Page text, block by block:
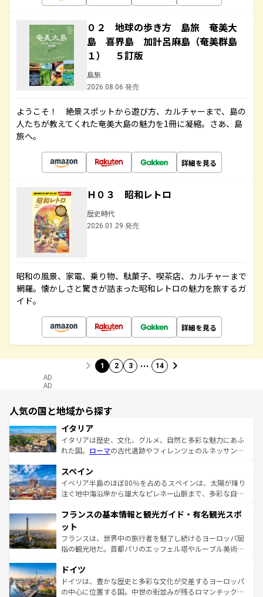
０２ 地球の歩き方 島旅 奄美大
島 喜界島 加計呂麻島（奄美群島
１） ５訂版
島旅
2026.08.06 発売
ようこそ！ 絶景スポットから遊び方、カルチャーまで、島の
人たちが教えてくれた奄美大島の魅力を1冊に凝縮。さあ、島
旅へ。
詳細を見る
Ｈ０３ 昭和レトロ
歴史時代
2026.01.29 発売
昭和の風景、家電、乗り物、駄菓子、喫茶店、カルチャーまで
網羅。懐かしさと驚きが詰まった昭和レトロの魅力を旅するガ
イド。
詳細を見る
1 2 3 … 14
AD
AD
人気の国と地域から探す
イタリア
イタリアは歴史、文化、グルメ、自然と多彩な魅力にあふ
れた国。 ローマの古代遺跡やフィレンツェのルネッサンス
ろん、トスカーナの美しい田園風景やアマルフィ海岸の絶
景など、自然景観も見逃せない。観光の合間には、本場の
ピザやパスタなど、絶品のイタリア料理を堪能することも
ませてくれるイタリアで、忘れられない旅をしてみよう！
なお、新着のイタリア情報は
しい。
スペイン
イベリア半島のほぼ80％を占めるスペインは、太陽が降り
注ぐ地中海沿岸から雄大なピレネー山脈まで、多彩な自然
文化が根付くこの国では、情熱的なフラメンコ、熱気あふ
れる闘牛、そして美味しいタパスが生活の一部となってい
る。首都マドリードの洗練された雰囲気や、バルセロナの
アートに溢れた街角から、地方では古代ローマ遺跡や中世
せる。地方によって風土や気候が異なるスペインはその個
性で訪れる人を魅了する。 なお、新着のスペイン情報は コ
ンテンツ一覧を参照してほしい。
フランスの基本情報と観光ガイド・有名観光スポ
ット
フランスは、世界中の旅行者を魅了し続けるヨーロッパ屈
指の観光地だ。首都パリのエッフェル塔やルーブル美術館
で、幅広い魅力が詰まっている。華麗な宮殿、歴史的な大
聖堂、美しいビーチ、そして豊かな自然が、訪れる者を心
から魅了する。また、フランスは美食の国としても知ら
ドイツ
ドイツは、豊かな歴史と多彩な文化が交差するヨーロッパ
の中心に位置する国。中世の街並みが残るロマンチック街